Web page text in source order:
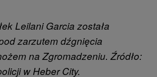
Leilani Garcia została
zarzutem dźgnięcia
na Zgromadzeniu. Źródło:
w Heber City.